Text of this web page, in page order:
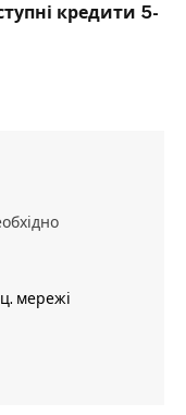
кредити 5-
мережі